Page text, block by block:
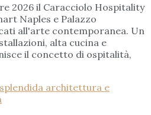
2026 il Caracciolo Hospitality
Naples e Palazzo
all'arte contemporanea. Un
alta cucina e
il concetto di ospitalità,